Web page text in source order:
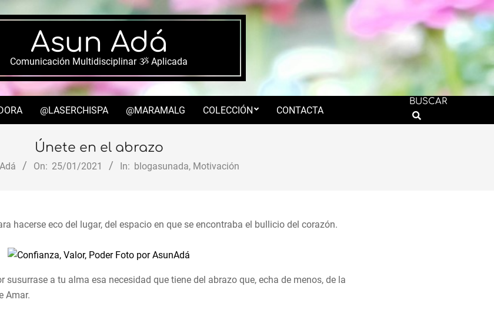
Asun Adá
Comunicación Multidisciplinar ૐ Aplicada
Secondary
Menu
@LASERCHISPA @MARAMALG COLECCIÓN CONTACTA
BUSCAR
Search
Únete en el abrazo
On: 25/01/2021 In: blogasunada, Motivación
hacerse eco del lugar, del espacio en que se encontraba el bullicio del corazón.
susurrase a tu alma esa necesidad que tiene del abrazo que, echa de menos, de la
Amar.